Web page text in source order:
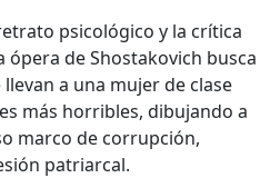
psicológico y la crítica
ópera de Shostakovich busca
a una mujer de clase
más horribles, dibujando a
marco de corrupción,
patriarcal.